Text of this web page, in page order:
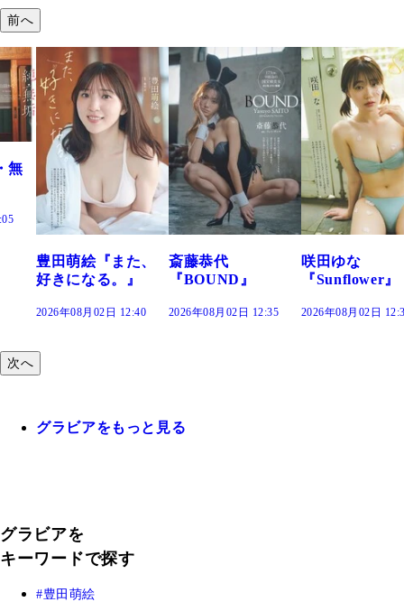
前へ
斎藤恭代
『BOUND』
2026年08月02日 12:35
咲田ゆな
『Sunflower』
2026年08月02日 12:30
藤水咲桜『花
だまり』
2026年08月02日
次へ
グラビアをもっと見る
グラビアを
キーワードで探す
豊田萌絵